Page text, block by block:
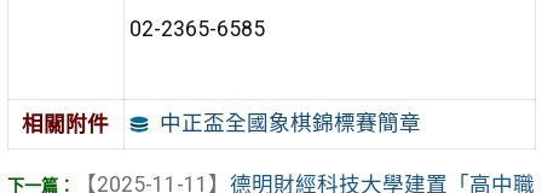
02-2365-6585
相關附件 中正盃全國象棋錦標賽簡章
【2025-11-11】 德明財經科技大學建置「高中職